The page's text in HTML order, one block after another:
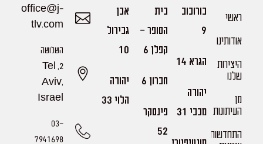
ראשי
אודותינו
היצירות
שלנו​
מן
העיתונות
התחדשות
בורוכוב
9
הגרא 14
יהודה
מכבי 31
בית
הסופר -
קפלן 6
חברון 6
פינסקר
52
אבן
גבירול
10
יהודה
הלוי 33
office@j-
tlv.com
השלושה
2, Tel
Aviv,
Israel
03-
7941698